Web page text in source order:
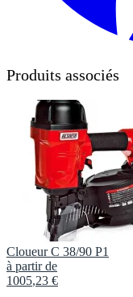
Produits associés
Cloueur C 38/90 P1
à partir de
1005,23 €